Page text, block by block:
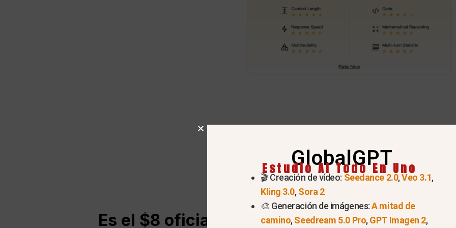
Prueba ya la serie GPT 5.6
Es el $8 oficial ChatGPT“¿El plan ”Go" es la
GlobalGPT
Estudio AI Todo En Uno
🎬 Creación de vídeo: Seedance 2.0,Veo 3.1,
Kling 3.0,Sora 2
🎨 Generación de imágenes:A mitad de
camino,Seedream 5.0 Pro,GPT Imagen 2,